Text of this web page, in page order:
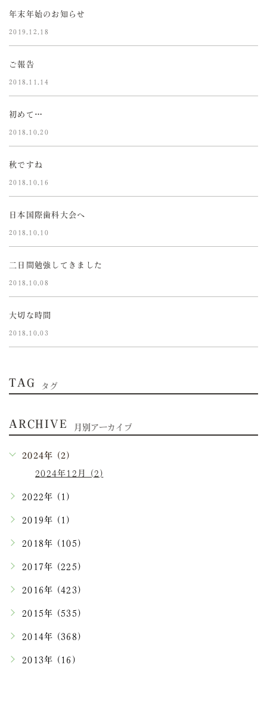
年末年始のお知らせ
2019.12.18
ご報告
2018.11.14
初めて…
2018.10.20
秋ですね
2018.10.16
日本国際歯科大会へ
2018.10.10
二日間勉強してきました
2018.10.08
大切な時間
2018.10.03
TAG タグ
ARCHIVE 月別アーカイブ
2024年 (2)
2024年12月 (2)
2022年 (1)
2019年 (1)
2018年 (105)
2017年 (225)
2016年 (423)
2015年 (535)
2014年 (368)
2013年 (16)